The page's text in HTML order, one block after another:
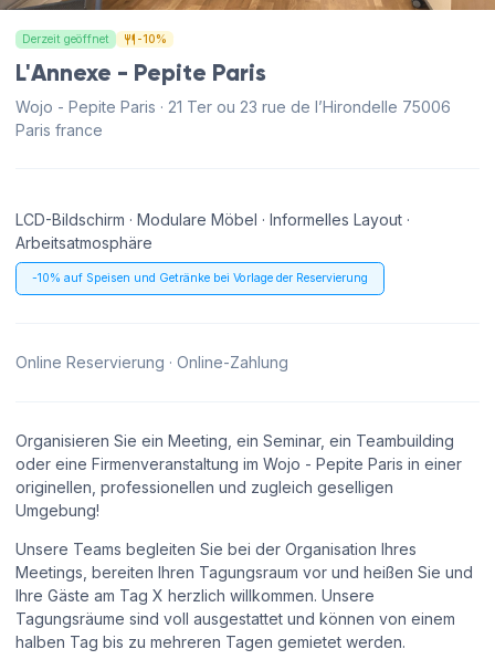
Derzeit geöffnet -10%
L'Annexe - Pepite Paris
Wojo - Pepite Paris · 21 Ter ou 23 rue de l’Hirondelle 75006
Paris france
LCD-Bildschirm · Modulare Möbel · Informelles Layout ·
Arbeitsatmosphäre
-10% auf Speisen und Getränke bei Vorlage der Reservierung
Online Reservierung · Online-Zahlung
Organisieren Sie ein Meeting, ein Seminar, ein Teambuilding
oder eine Firmenveranstaltung im Wojo - Pepite Paris in einer
originellen, professionellen und zugleich geselligen
Umgebung!
Unsere Teams begleiten Sie bei der Organisation Ihres
Meetings, bereiten Ihren Tagungsraum vor und heißen Sie und
Ihre Gäste am Tag X herzlich willkommen. Unsere
Tagungsräume sind voll ausgestattet und können von einem
halben Tag bis zu mehreren Tagen gemietet werden.